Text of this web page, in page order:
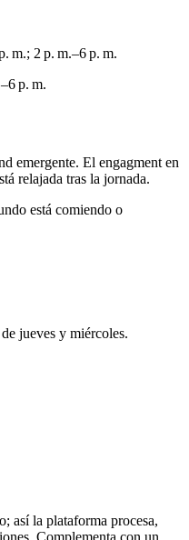
m.; 2 p. m.–6 p. m.
p. m.
emergente. El engagment en
relajada tras la jornada.
está comiendo o
jueves y miércoles.
así la plataforma procesa,
Complementa con un